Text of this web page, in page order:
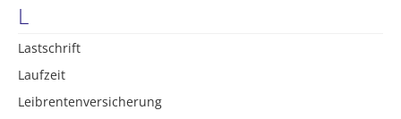
L
Lastschrift
Laufzeit
Leibrentenversicherung